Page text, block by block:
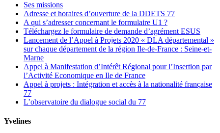
Ses missions
Adresse et horaires d’ouverture de la DDETS 77
A qui s’adresser concernant le formulaire U1 ?
Téléchargez le formulaire de demande d’agrément ESUS
Lancement de l’Appel à Projets 2020 « DLA départemental »
sur chaque département de la région Ile-de-France : Seine-et-
Marne
Appel à Manifestation d’Intérêt Régional pour l’Insertion par
l’Activité Economique en Ile de France
Appel à projets : Intégration et accès à la nationalité française
77
L’observatoire du dialogue social du 77
Yvelines